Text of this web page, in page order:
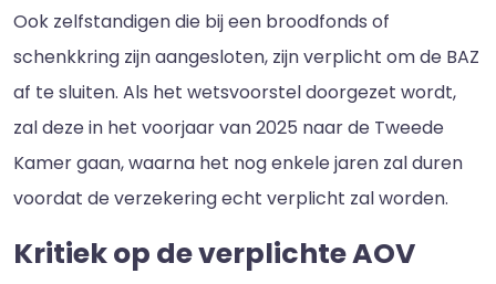
Ook zelfstandigen die bij een broodfonds of
schenkkring zijn aangesloten, zijn verplicht om de BAZ
af te sluiten. Als het wetsvoorstel doorgezet wordt,
zal deze in het voorjaar van 2025 naar de Tweede
Kamer gaan, waarna het nog enkele jaren zal duren
voordat de verzekering echt verplicht zal worden.
Kritiek op de verplichte AOV